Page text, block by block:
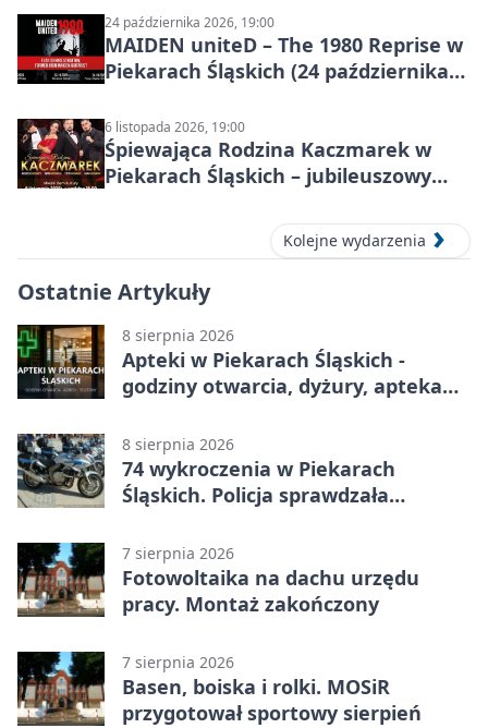
24 października 2026, 19:00
MAIDEN uniteD – The 1980 Reprise w
Piekarach Śląskich (24 października
6 listopada 2026, 19:00
Śpiewająca Rodzina Kaczmarek w
Piekarach Śląskich – jubileuszowy
Kolejne wydarzenia
Ostatnie Artykuły
8 sierpnia 2026
Apteki w Piekarach Śląskich -
godziny otwarcia, dyżury, apteka
8 sierpnia 2026
74 wykroczenia w Piekarach
Śląskich. Policja sprawdzała
7 sierpnia 2026
Fotowoltaika na dachu urzędu
pracy. Montaż zakończony
7 sierpnia 2026
Basen, boiska i rolki. MOSiR
przygotował sportowy sierpień